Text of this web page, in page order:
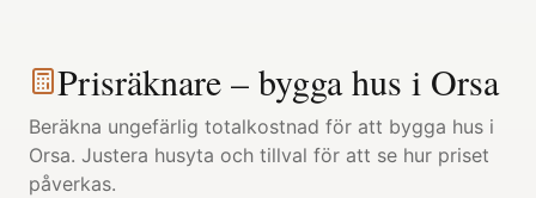
Prisräknare – bygga hus i Orsa
Beräkna ungefärlig totalkostnad för att bygga hus i
Orsa. Justera husyta och tillval för att se hur priset
påverkas.